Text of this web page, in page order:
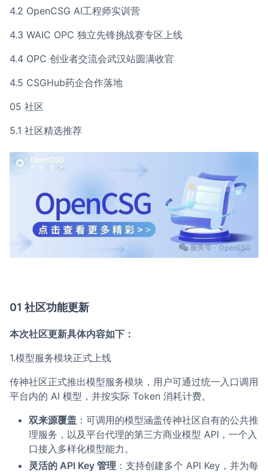
4.2 OpenCSG AI工程师实训营
4.3 WAIC OPC 独立先锋挑战赛专区上线
4.4 OPC 创业者交流会武汉站圆满收官
4.5 CSGHub药企合作落地
05 社区
5.1 社区精选推荐
01 社区功能更新
本次社区更新具体内容如下：
1.模型服务模块正式上线
传神社区正式推出模型服务模块，用户可通过统一入口调用
平台内的 AI 模型，并按实际 Token 消耗计费。
双来源覆盖 ：可调用的模型涵盖传神社区自有的公共推
理服务，以及平台代理的第三方商业模型 API，一个入
口接入多样化模型能力。
灵活的 API Key 管理 ：支持创建多个 API Key，并为每